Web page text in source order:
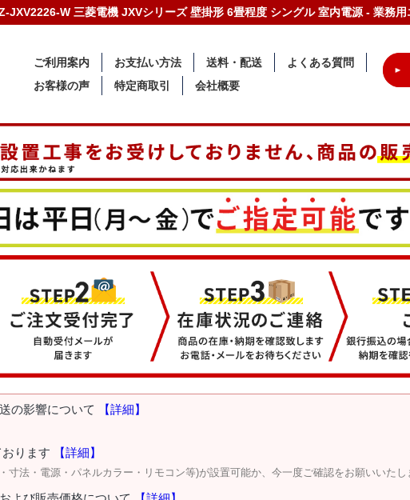
JXV2226-W 三菱電機 JXVシリーズ 壁掛形 6畳程度 シングル 室内電源 - 業務
ご利用案内 お支払い方法 送料・配送
よくある質問
お客様の声
特定商取引 会社概要
の影響について
【詳細】
ります 【詳細】
寸法・電源・パネルカラー・リモコン等)が設置可能か、今一度ご確認をお願いいたし